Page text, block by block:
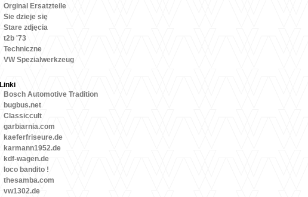
Orginal Ersatzteile
Sie dzieje się
Stare zdjęcia
t2b '73
Techniczne
VW Spezialwerkzeug
Linki
Bosch Automotive Tradition
bugbus.net
Classiccult
garbiarnia.com
kaeferfriseure.de
karmann1952.de
kdf-wagen.de
loco bandito !
thesamba.com
vw1302.de